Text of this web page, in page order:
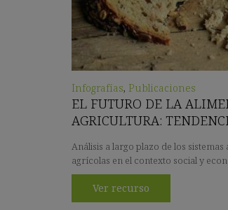
Infografías, Publicaciones
EL FUTURO DE LA
AGRICULTURA:
Análisis a largo plazo de los
agrícolas en el contexto social y
Ver recurso